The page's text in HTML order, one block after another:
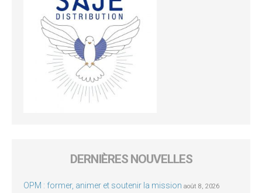
DERNIÈRES NOUVELLES
OPM : former, animer et soutenir la mission août 8, 2026